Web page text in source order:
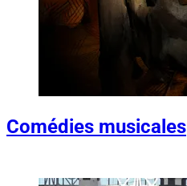
Comédies musicales